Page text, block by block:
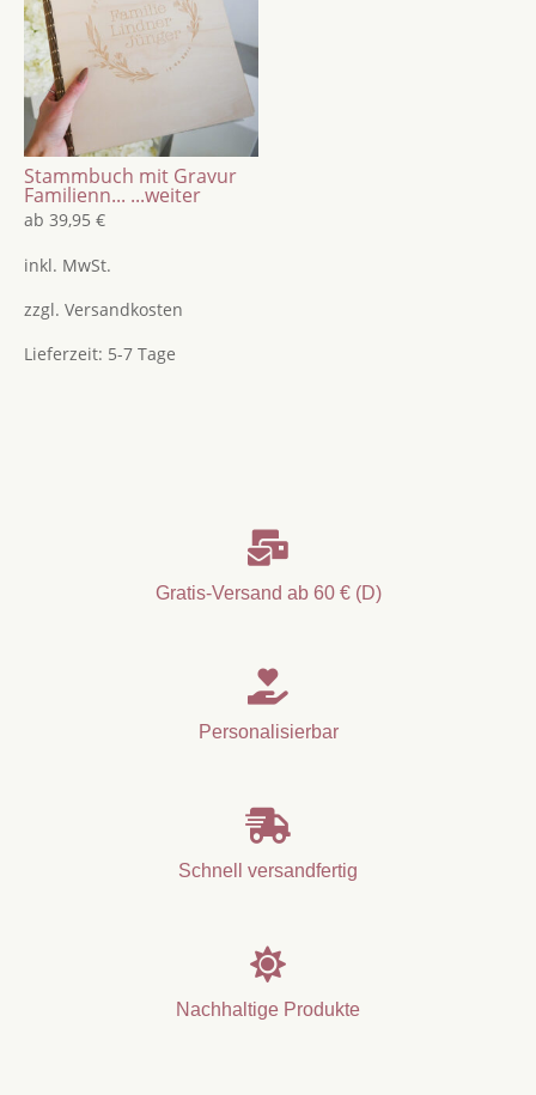
Stammbuch mit Gravur
Familienn... ...weiter
ab 39,95 €
inkl. MwSt.
zzgl. Versandkosten
Lieferzeit: 5-7 Tage

Gratis-Versand ab 60 € (D)

Personalisierbar

Schnell versandfertig

Nachhaltige Produkte